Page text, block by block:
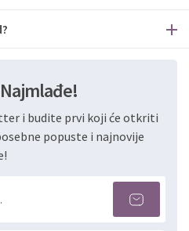
i budite prvi koji će otkriti
popuste i najnovije